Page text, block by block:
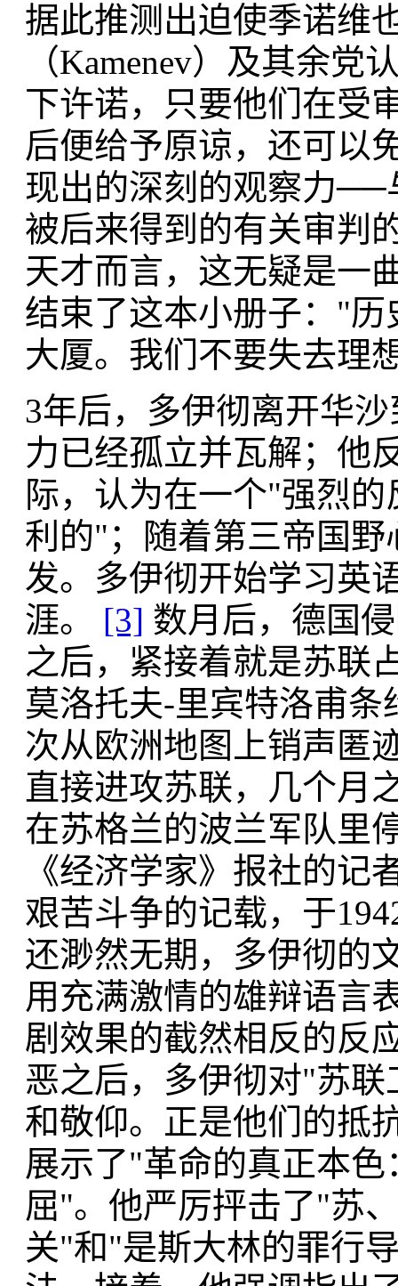
据此推测出迫使季诺维
（Kamenev）及其余
下许诺，只要他们在受
后便给予原谅，还可以
现出的深刻的观察力
被后来得到的有关审判
天才而言，这无疑是一
结束了这本小册子："
大厦。我们不要失去理
3年后，多伊彻离开华
力已经孤立并瓦解；他
际，认为在一个"强烈
利的"；随着第三帝国
发。多伊彻开始学习英
涯。 [3] 数月后，德国
之后，紧接着就是苏联
莫洛托夫-里宾特洛甫
次从欧洲地图上销声匿
直接进攻苏联，几个月
在苏格兰的波兰军队里
《经济学家》报社的记
艰苦斗争的记载，于
还渺然无期，多伊彻的
用充满激情的雄辩语言
剧效果的截然相反的反
恶之后，多伊彻对"苏
和敬仰。正是他们的抵
展示了"革命的真正本
屈"。他严厉抨击了"苏
关"和"是斯大林的罪行